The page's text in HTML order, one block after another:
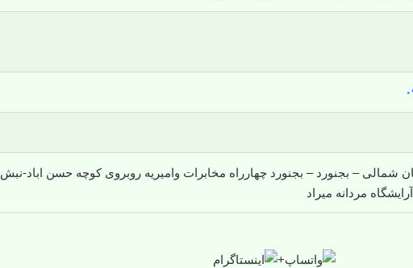
شمالی – بجنورد – بجنورد چهارراه مخابرات وامیریه روبروی کوچه حسن اباد-نبش
مردانه میراد
+